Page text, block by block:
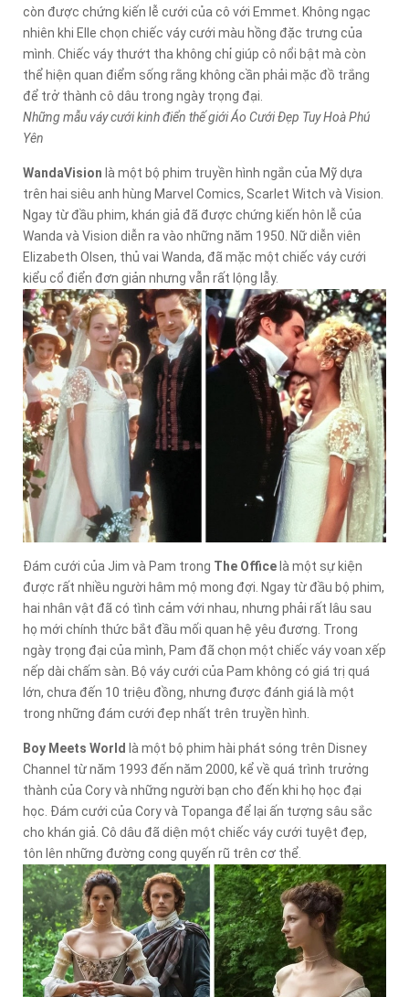
còn được chứng kiến lễ cưới của cô với Emmet. Không ngạc
nhiên khi Elle chọn chiếc váy cưới màu hồng đặc trưng của
mình. Chiếc váy thướt tha không chỉ giúp cô nổi bật mà còn
thể hiện quan điểm sống rằng không cần phải mặc đồ trắng
để trở thành cô dâu trong ngày trọng đại.
Những mẫu váy cưới kinh điển thế giới Áo Cưới Đẹp Tuy Hoà Phú
Yên
WandaVision là một bộ phim truyền hình ngắn của Mỹ dựa
trên hai siêu anh hùng Marvel Comics, Scarlet Witch và Vision.
Ngay từ đầu phim, khán giả đã được chứng kiến hôn lễ của
Wanda và Vision diễn ra vào những năm 1950. Nữ diễn viên
Elizabeth Olsen, thủ vai Wanda, đã mặc một chiếc váy cưới
kiểu cổ điển đơn giản nhưng vẫn rất lộng lẫy.
Đám cưới của Jim và Pam trong The Officelà một sự kiện
được rất nhiều người hâm mộ mong đợi. Ngay từ đầu bộ phim,
hai nhân vật đã có tình cảm với nhau, nhưng phải rất lâu sau
họ mới chính thức bắt đầu mối quan hệ yêu đương. Trong
ngày trọng đại của mình, Pam đã chọn một chiếc váy voan xếp
nếp dài chấm sàn. Bộ váy cưới của Pam không có giá trị quá
lớn, chưa đến 10 triệu đồng, nhưng được đánh giá là một
trong những đám cưới đẹp nhất trên truyền hình.
Boy Meets World là một bộ phim hài phát sóng trên Disney
Channel từ năm 1993 đến năm 2000, kể về quá trình trưởng
thành của Cory và những người bạn cho đến khi họ học đại
học. Đám cưới của Cory và Topanga để lại ấn tượng sâu sắc
cho khán giả. Cô dâu đã diện một chiếc váy cưới tuyệt đẹp,
tôn lên những đường cong quyến rũ trên cơ thể.